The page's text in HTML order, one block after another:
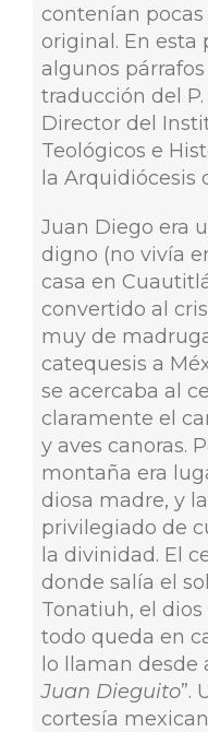
contenían
original. En esta
algunos
traducción del P.
Director del
Teológicos e
la Arquidiócesis
Juan Diego era
digno (no vivía
casa en
convertido al
muy de
catequesis a
se acercaba al
claramente el
y aves canoras.
montaña era
diosa madre, y
privilegiado de
la divinidad. El
donde salía el
Tonatiuh, el dios
todo queda en
lo llaman desde
Juan Dieguito”.
cortesía